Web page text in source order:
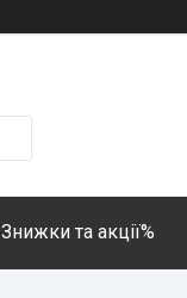
Знижки та акції%